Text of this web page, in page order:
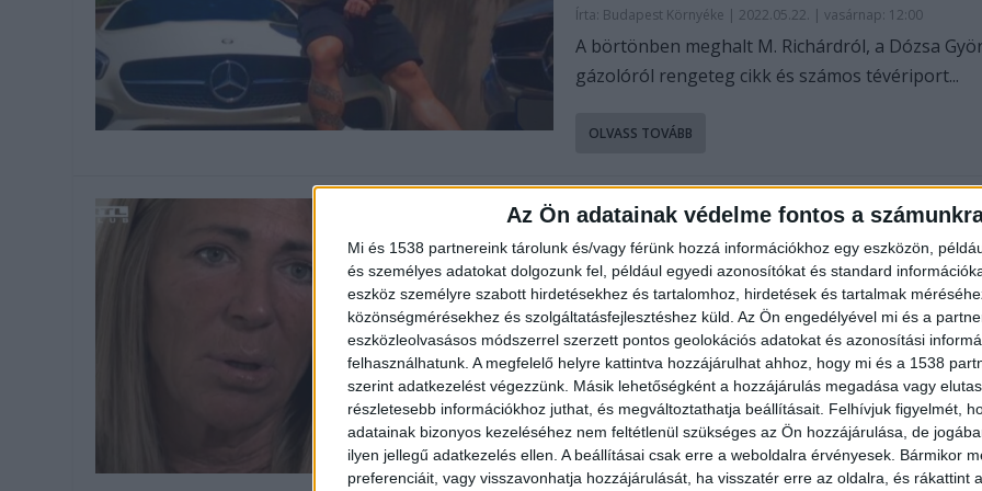
Az Ön adatainak védelme fontos a
Mi és 1538 partnereink tárolunk és/vagy férünk hozzá információkhoz egy eszközön,
és személyes adatokat dolgozunk fel, például egyedi azonosítókat és standard
eszköz személyre szabott hirdetésekhez és tartalomhoz, hirdetések és tartalmak
közönségmérésekhez és szolgáltatásfejlesztéshez küld. Az Ön engedélyével mi és a
eszközleolvasásos módszerrel szerzett pontos geolokációs adatokat és azonosítási
felhasználhatunk. A megfelelő helyre kattintva hozzájárulhat ahhoz, hogy mi és a 1538
szerint adatkezelést végezzünk. Másik lehetőségként a hozzájárulás megadása vagy
részletesebb információkhoz juthat, és megváltoztathatja beállításait. Felhívjuk figyelmét,
adatainak bizonyos kezeléséhez nem feltétlenül szükséges az Ön hozzájárulása, de
ilyen jellegű adatkezelés ellen. A beállításai csak erre a weboldalra érvényesek. Bármikor
preferenciáit, vagy visszavonhatja hozzájárulását, ha visszatér erre az oldalra, és rákattint
Írta: Budapest Környéke | 2022.05.22. | vasárnap: 12:00
A börtönben meghalt M. Richárdról, a Dózsa
gázolóról rengeteg cikk és számos tévériport...
OLVASS TOVÁBB
“Ő mondta, hogy ő innen soha nem
fog kijönni” – M. Richárd
vizsgálatot kezdeményez,
párja a sorozatos mulasztások
halt meg – videó
Írta:Budapest Környéke|2022.05.18. | szerda: 6:47
Ahogyan arról BudapestKörnyéke.hu is
május 5-én, csütörtökön meghalt M. Richárd, a
OLVASS TOVÁBB